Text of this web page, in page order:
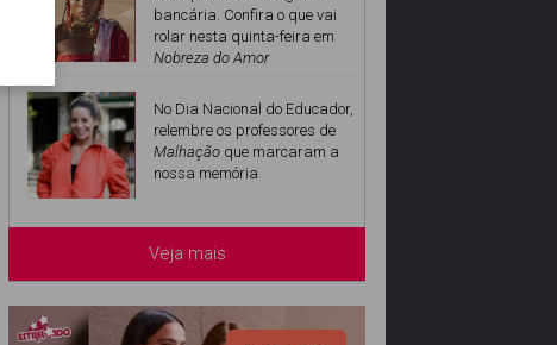
bancária. Confira o que vai
rolar nesta quinta-feira em
Nobreza do Amor
No Dia Nacional do Educador,
relembre os professores de
Malhação que marcaram a
nossa memória
Veja mais